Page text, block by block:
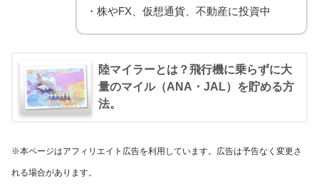
・株やFX、仮想通貨、不動産に投資中
陸マイラーとは？飛行機に乗らずに大
量のマイル（ANA・JAL）を貯める方
法。
※本ページはアフィリエイト広告を利用しています。広告は予告なく変更さ
れる場合があります。